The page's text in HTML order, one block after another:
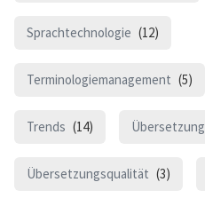
Sprachtechnologie (12)
Terminologiemanagement (5)
Trends (14) Übersetzung
Übersetzungsqualität (3)